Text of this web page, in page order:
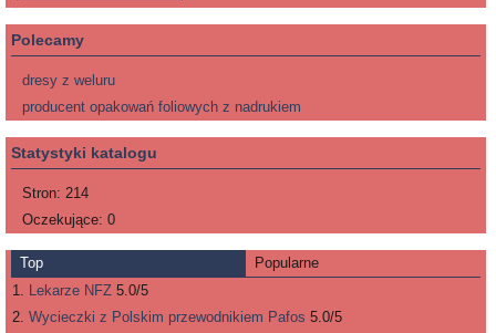
Polecamy
dresy z weluru
producent opakowań foliowych z nadrukiem
Statystyki katalogu
Stron: 214
Oczekujące: 0
Top
Popularne
Lekarze NFZ 5.0/5
Wycieczki z Polskim przewodnikiem Pafos 5.0/5